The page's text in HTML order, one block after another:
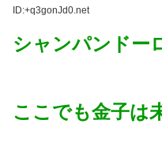
ID:+q3gonJd0.net
シャンパンドー
ここでも金子は